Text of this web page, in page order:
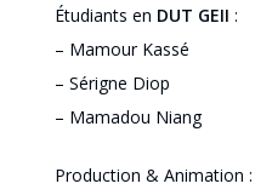
Étudiants en DUT GEII :
– Mamour Kassé
– Sérigne Diop
– Mamadou Niang
Production & Animation :